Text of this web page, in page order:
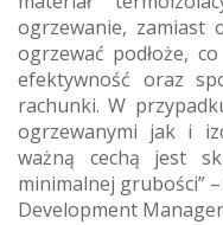
ogrzewanie, zamiast
ogrzewać podłoże,
efektywność oraz
rachunki. W
ogrzewanymi jak i
ważną cechą jest
minimalnej grubości”
Development